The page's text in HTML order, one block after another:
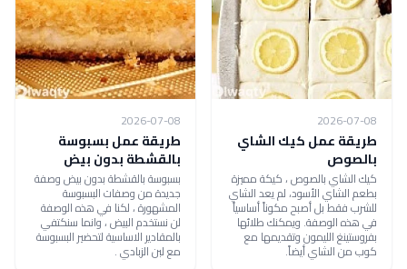
2026-07-08
طريقة عمل كيك الشاي
بالصوص
كيك الشاي بالصوص ، كيكة مميزة
بطعم الشاي الأسود، لم يعد الشاي
للشرب فقط بل أصبح مكوناً أساسياً
في هذه الوصفة. ويمكنك طلائها
بفروستينغ الليمون وتقديمها مع
كوب من الشاي أيضاً.
2026-07-08
طريقة عمل بسبوسة
بالقشطة بدون بيض
بسبوسة بالقشطة بدون بيض وصفة
جديدة من وصفات البسبوسة
المشهورة ، لكنا في هذه الوصفة
لن نستخدم البيض ، وانما سنكتفي
بالمقادير الاساسية لتحضير البسبوسة
مع لبن الزبادي .